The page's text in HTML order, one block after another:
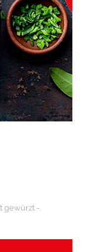
gewürzt -.